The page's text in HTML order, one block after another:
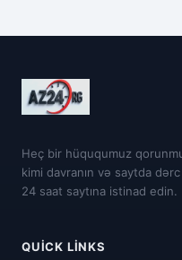
Heç bir hüququmuz
kimi davranın və saytda
24 saat saytına istinad edin.
QUICK LINKS